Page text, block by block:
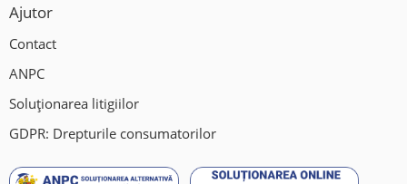
Ajutor
Contact
ANPC
Soluționarea litigiilor
GDPR: Drepturile consumatorilor